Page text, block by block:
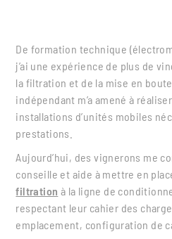
De formation technique
j’ai une expérience de plus de
la filtration et de la mise en
indépendant m’a amené à
installations d’unités mobiles
prestations.
Aujourd’hui, des vignerons me
conseille et aide à mettre en
filtration à la ligne de
respectant leur cahier des
emplacement, configuration de